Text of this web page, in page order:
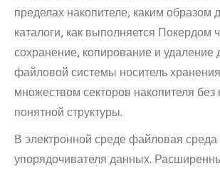
пределах накопителе, каким образом
каталоги, как выполняется Покердом
сохранение, копирование и удаление
файловой системы носитель
множеством секторов накопителя без
понятной структуры.
В электронной среде файловая среда
упорядочивателя данных.